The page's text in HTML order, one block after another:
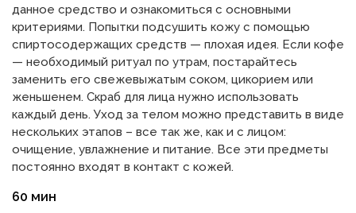
данное средство и ознакомиться с основными
критериями. Попытки подсушить кожу с помощью
спиртосодержащих средств — плохая идея. Если кофе
— необходимый ритуал по утрам, постарайтесь
заменить его свежевыжатым соком, цикорием или
женьшенем. Скраб для лица нужно использовать
каждый день. Уход за телом можно представить в виде
нескольких этапов – все так же, как и с лицом:
очищение, увлажнение и питание. Все эти предметы
постоянно входят в контакт с кожей.
60 мин